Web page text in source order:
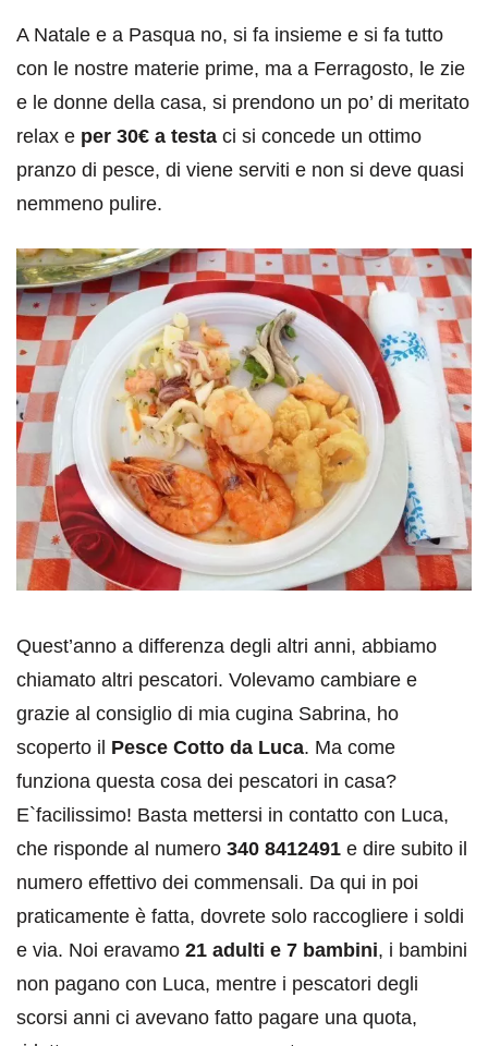
A Natale e a Pasqua no, si fa insieme e si fa tutto
con le nostre materie prime, ma a Ferragosto, le zie
e le donne della casa, si prendono un po’ di meritato
relax e per 30€ a testa ci si concede un ottimo
pranzo di pesce, di viene serviti e non si deve quasi
nemmeno pulire.
Quest’anno a differenza degli altri anni, abbiamo
chiamato altri pescatori. Volevamo cambiare e
grazie al consiglio di mia cugina Sabrina, ho
scoperto il Pesce Cotto da Luca. Ma come
funziona questa cosa dei pescatori in casa?
E`facilissimo! Basta mettersi in contatto con Luca,
che risponde al numero 340 8412491 e dire subito il
numero effettivo dei commensali. Da qui in poi
praticamente è fatta, dovrete solo raccogliere i soldi
e via. Noi eravamo 21 adulti e 7 bambini, i bambini
non pagano con Luca, mentre i pescatori degli
scorsi anni ci avevano fatto pagare una quota,